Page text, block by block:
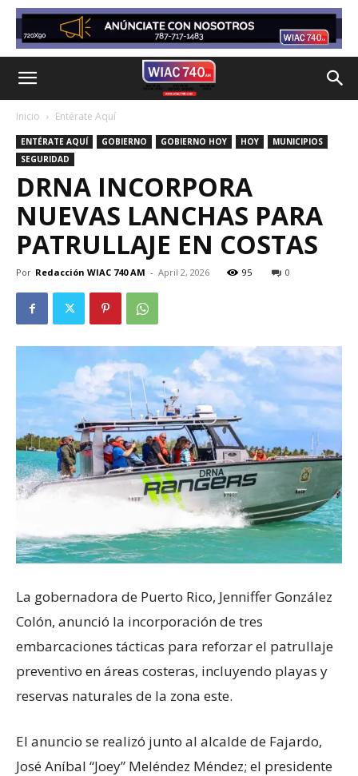
Inicio Entérate Aquí
ENTÉRATE AQUÍ GOBIERNO GOBIERNO HOY HOY
MUNICIPIOS
SEGURIDAD
DRNA INCORPORA
NUEVAS LANCHAS PARA
PATRULLAJE EN COSTAS
Por Redacción WIAC 740 AM - April 2, 2026 95 0
La gobernadora de Puerto Rico, Jenniffer González
Colón, anunció la incorporación de tres
embarcaciones tácticas para reforzar el patrullaje
preventivo en áreas costeras, incluyendo playas y
reservas naturales de la zona este.
El anuncio se realizó junto al alcalde de Fajardo,
José Aníbal “Joey” Meléndez Méndez; el presidente